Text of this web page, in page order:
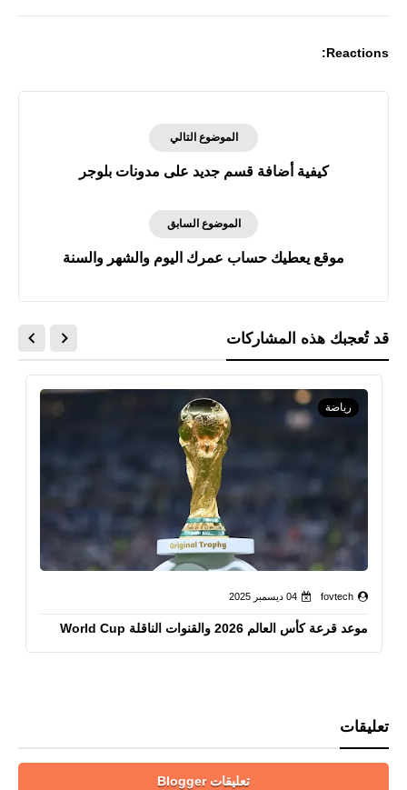
Reactions:
الموضوع التالي
كيفية أضافة قسم جديد على مدونات بلوجر
الموضوع السابق
موقع يعطيك حساب عمرك اليوم والشهر والسنة
قد تُعجبك هذه المشاركات
رياضة
fovtech 04 ديسمبر 2025
موعد قرعة كأس العالم 2026 والقنوات الناقلة World Cup
تعليقات
تعليقات Blogger